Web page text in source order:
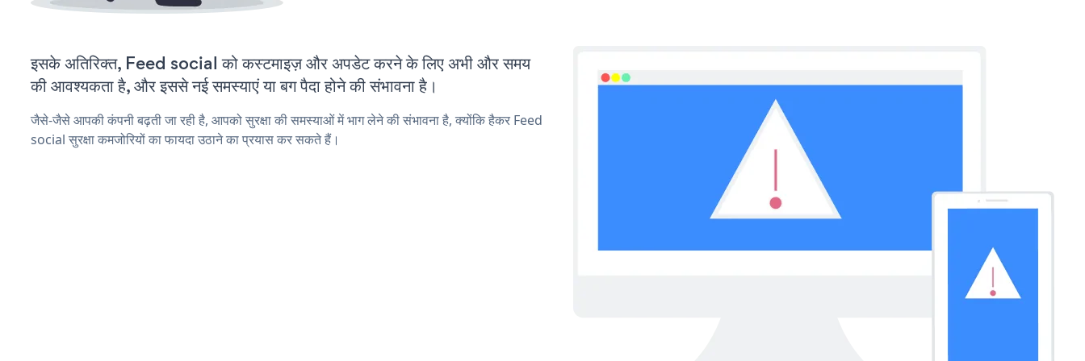
इसके अतिरिक्त, Feed social को कस्टमाइज़ और अपडेट करने के लिए अभी और समय
की आवश्यकता है, और इससे नई समस्याएं या बग पैदा होने की संभावना है।
जैसे-जैसे आपकी कंपनी बढ़ती जा रही है, आपको सुरक्षा की समस्याओं में भाग लेने की संभावना है, क्योंकि हैकर Feed
social सुरक्षा कमजोरियों का फायदा उठाने का प्रयास कर सकते हैं।